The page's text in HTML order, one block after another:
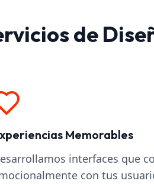
de
Memorables
interfaces que
con tus